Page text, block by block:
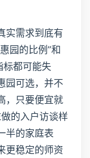
实需求到底有
园的比例”和
标都可能失
园可选，并不
，只要便宜就
的入户访谈样
半的家庭表
更稳定的师资